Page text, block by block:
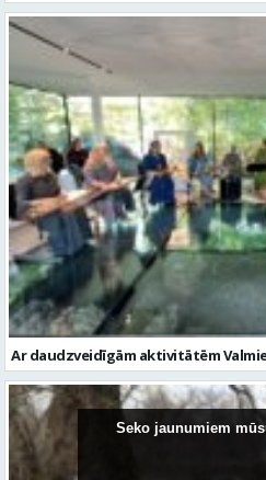
Ar daudzveidīgām aktivitātēm
Seko jaunumiem